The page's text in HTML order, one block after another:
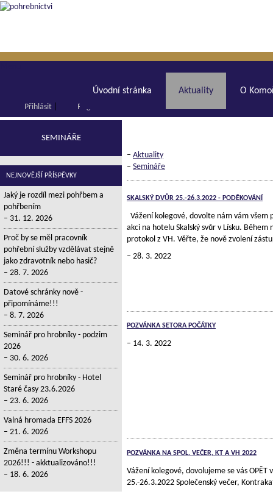
Úvodní stránka Aktuality O
Přihlásit Registrace
– Aktuality
– Semináře
SKALSKÝ DVŮR 25.-26.3.2022 - PODĚKOVÁNÍ
Vážení kolegové, dovolte nám vám
akci na hotelu Skalský svůr v Lísku.
protokol z VH. Věřte, že nově zvolení
28. 3. 2022
POZVÁNKA SETORA POČÁTKY
14. 3. 2022
POZVÁNKA NA SPOL. VEČER, KT A VH 2022
Vážení kolegové, dovolujeme se vás
25.-26.3.2022 Společenský večer,
SEMINÁŘE
NEJNOVĚJŠÍ PŘÍSPĚVKY
Jaký je rozdíl mezi pohřbem a
pohřbením
31. 12. 2026
Proč by se měl pracovník
pohřební služby vzdělávat stejně
jako zdravotník nebo hasič?
28. 7. 2026
Datové schránky nově -
připomínáme!!!
8. 7. 2026
Seminář pro hrobníky - podzim
2026
30. 6. 2026
Seminář pro hrobníky - Hotel
Staré časy 23.6.2026
23. 6. 2026
Valná hromada EFFS 2026
21. 6. 2026
Změna termínu Workshopu
2026!!! - akktualizováno!!!
18. 6. 2026